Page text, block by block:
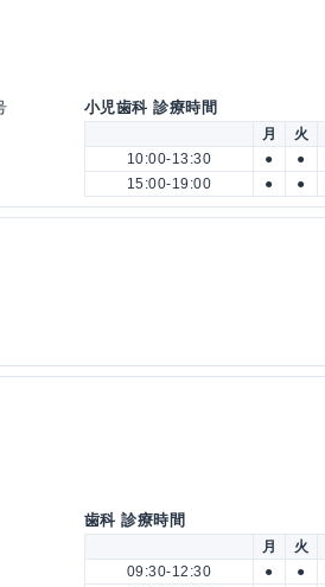
小児歯科 診療時間
月 火
10:00-13:30
● ●
15:00-19:00
● ●
歯科 診療時間
月 火
09:30-12:30
● ●